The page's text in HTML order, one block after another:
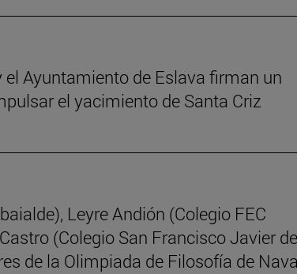
el Ayuntamiento de Eslava firman un
el yacimiento de Santa Criz
Leyre Andión (Colegio FEC
(Colegio San Francisco Javier de
de la Olimpiada de Filosofía de